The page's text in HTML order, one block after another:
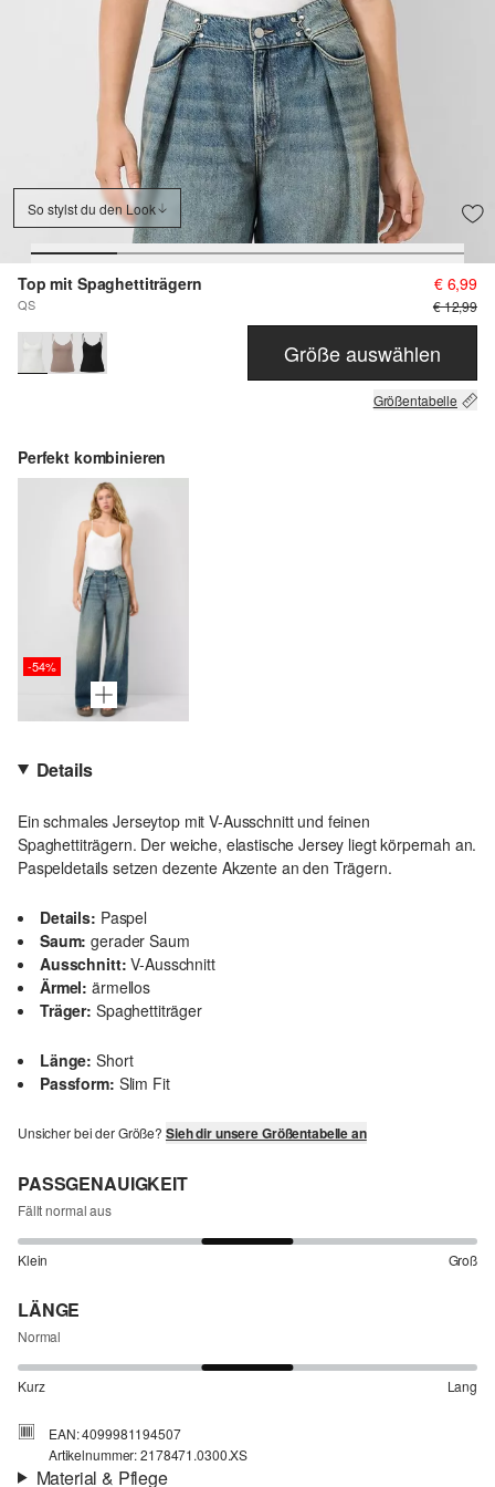
So stylst du den Look
Top mit Spaghettiträgern
QS
€ 6,99
€ 12,99
Größe auswählen
Größentabelle
Perfekt kombinieren
-54%
Details
Ein schmales Jerseytop mit V-Ausschnitt und feinen
Spaghettiträgern. Der weiche, elastische Jersey liegt körpernah an.
Paspeldetails setzen dezente Akzente an den Trägern.
Details: Paspel
Saum: gerader Saum
Ausschnitt: V-Ausschnitt
Ärmel: ärmellos
Träger: Spaghettiträger
Länge: Short
Passform: Slim Fit
Unsicher bei der Größe? Sieh dir unsere Größentabelle an
PASSGENAUIGKEIT
Fällt normal aus
Klein Groß
LÄNGE
Normal
Kurz Lang
EAN: 4099981194507
Artikelnummer: 2178471.0300.XS
Material & Pflege